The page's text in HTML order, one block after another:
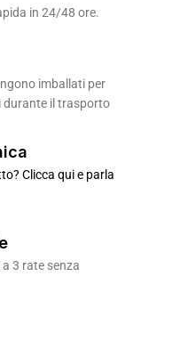
in 24/48 ore.
imballati per
durante il trasporto
Clicca qui e parla
3 rate senza